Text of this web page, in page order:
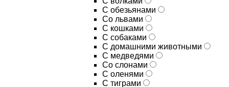
С обезьянами
Со львами
С кошками
С собаками
С домашними животными
С медведями
Со слонами
С оленями
С тиграми